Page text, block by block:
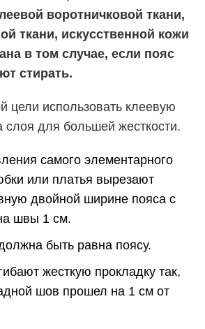
воротничковой ткани,
ткани, искусственной кожи
в том случае, если пояс
стирать.
цели использовать клеевую
слоя для большей жесткости.
самого элементарного
или платья вырезают
двойной ширине пояса с
швы 1 см.
быть равна поясу.
жесткую прокладку так,
шов прошел на 1 см от